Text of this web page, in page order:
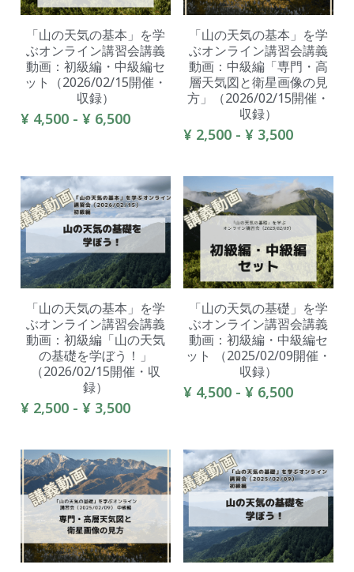
「山の天気の基本」を学
ぶオンライン講習会講義
動画：初級編・中級編セ
ット（2026/02/15開催・
収録）
¥ 4,500 - ¥ 6,500
「山の天気の基本」を学
ぶオンライン講習会講義
動画：中級編「専門・高
層天気図と衛星画像の見
方」（2026/02/15開催・
収録）
¥ 2,500 - ¥ 3,500
「山の天気の基本」を学
ぶオンライン講習会講義
動画：初級編「山の天気
の基礎を学ぼう！」
（2026/02/15開催・収
録）
¥ 2,500 - ¥ 3,500
「山の天気の基礎」を学
ぶオンライン講習会講義
動画：初級編・中級編セ
ット （2025/02/09開催・
収録）
¥ 4,500 - ¥ 6,500